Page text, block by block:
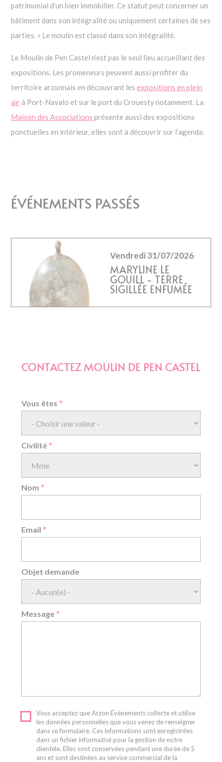
patrimonial d’un bien immobilier. Ce statut peut concerner un
bâtiment dans son intégralité ou uniquement certaines de ses
parties. » Le moulin est classé dans son intégralité.
Le Moulin de Pen Castel n’est pas le seul lieu accueillant des
expositions. Les promeneurs peuvent aussi profiter du
territoire arzonnais en découvrant lesexpositions en plein
air à Port-Navalo et sur le port du Crouesty notamment. La
Maison des Associations présente aussi des expositions
ponctuelles en intérieur, elles sont à découvrir sur l’agenda.
ÉVÉNEMENTS PASSÉS
Vendredi 31/07/2026
MARYLINE LE
GOUILL - TERRE
SIGILLÉE ENFUMÉE
CONTACTEZ MOULIN DE PEN CASTEL
Vous êtes
Civilité
Nom
Email
Objet demande
Message
Vous acceptez que Arzon Évènements collecte et utilise
les données personnelles que vous venez de renseigner
dans ce formulaire. Ces informations sont enregistrées
dans un fichier informatisé pour la gestion de notre
clientèle. Elles sont conservées pendant une durée de 5
ans et sont destinées au service commercial de la